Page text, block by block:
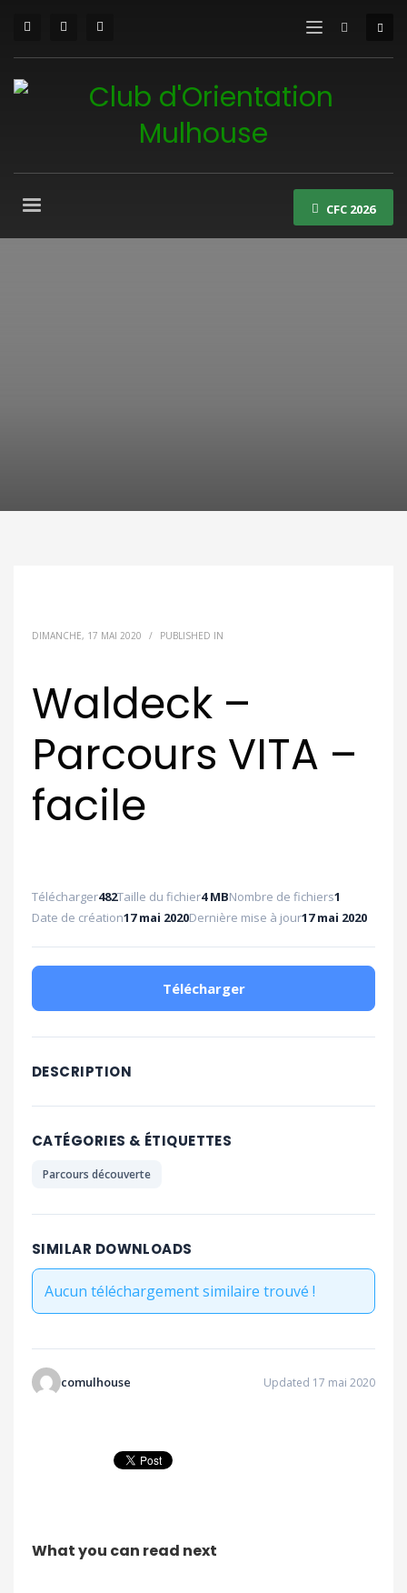
CFC 2026
DIMANCHE, 17 MAI 2020 / PUBLISHED IN
Waldeck –
Parcours VITA –
facile
Télécharger482Taille du fichier4 MBNombre de fichiers1
Date de création17 mai 2020Dernière mise à jour17 mai 2020
Télécharger
DESCRIPTION
CATÉGORIES & ÉTIQUETTES
Parcours découverte
SIMILAR DOWNLOADS
Aucun téléchargement similaire trouvé !
comulhouse Updated 17 mai 2020
What you can read next